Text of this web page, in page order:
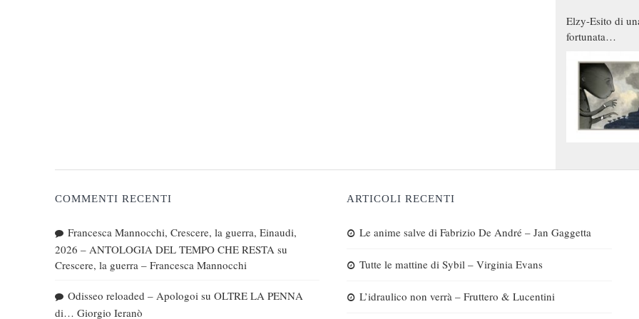
Elzy-Esito di
fortunata
COMMENTI RECENTI
Francesca Mannocchi, Crescere, la guerra, Einaudi,
2026 – ANTOLOGIA DEL TEMPO CHE RESTA su
Crescere, la guerra – Francesca Mannocchi
Odisseo reloaded – Apologoi su OLTRE LA PENNA
di… Giorgio Ieranò
ARTICOLI RECENTI
Le anime salve di Fabrizio De André – Jan Gaggetta
Tutte le mattine di Sybil – Virginia Evans
L’idraulico non verrà – Fruttero & Lucentini